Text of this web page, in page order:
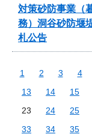
対策砂防事業（
務）洞谷砂防堰
札公告
1 2 3 4
13
14 15
23
24 25
33
34 35